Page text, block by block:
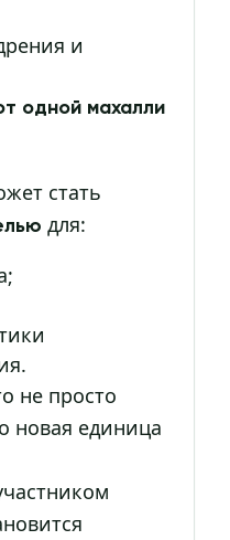
и
одной махалли
стать
для:
не просто
новая единица